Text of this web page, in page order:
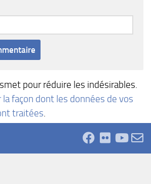
pour réduire les indésirables.
la façon dont les données de vos
traitées.